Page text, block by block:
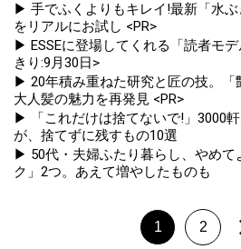
▶ 手でふくよりもキレイ!最新「水ぶ
をリアルにお試し <PR>
▶ ESSEに登場してくれる「読者モ
きり:9月30日>
▶ 20年積み重ねた研究と匠の技。「
大人髪の魅力を再発見 <PR>
▶ 「これだけは捨てないで!」3000
が、捨てずに残すもの10選
▶ 50代・夫婦ふたり暮らし、やめて
ク」2つ。あえて増やしたものも
1 2